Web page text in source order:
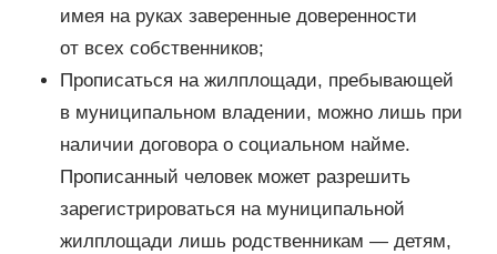
имея на руках заверенные доверенности
от всех собственников;
Прописаться на жилплощади, пребывающей
в муниципальном владении, можно лишь при
наличии договора о социальном найме.
Прописанный человек может разрешить
зарегистрироваться на муниципальной
жилплощади лишь родственникам — детям,